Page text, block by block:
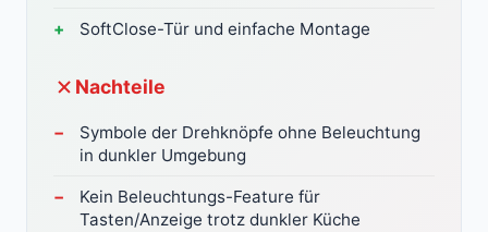
SoftClose-Tür und einfache Montage
Nachteile
Symbole der Drehknöpfe ohne Beleuchtung
in dunkler Umgebung
Kein Beleuchtungs-Feature für
Tasten/Anzeige trotz dunkler Küche